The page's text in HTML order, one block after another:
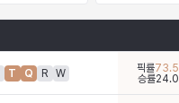
T Q R W 픽률73.5
승률24.0